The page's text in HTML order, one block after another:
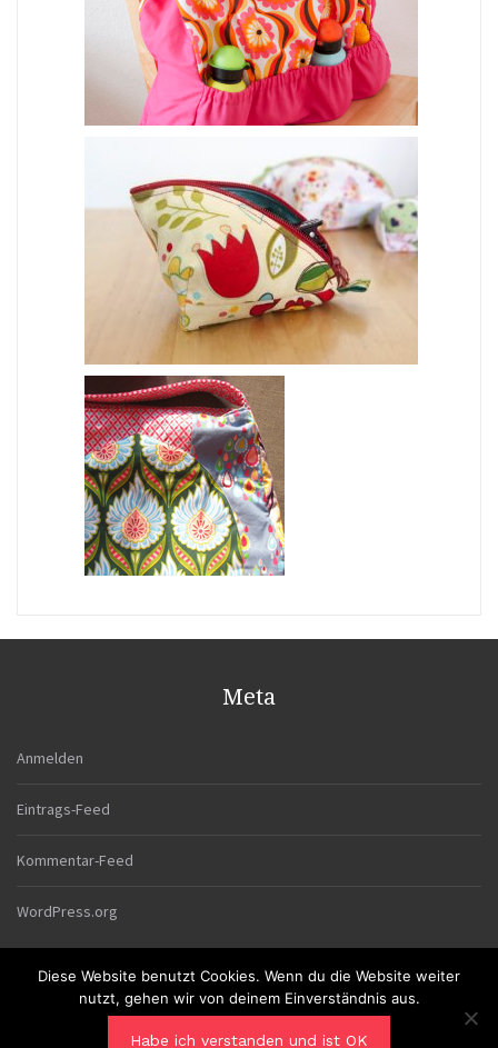
Meta
Anmelden
Eintrags-Feed
Kommentar-Feed
WordPress.org
Diese Website benutzt Cookies. Wenn du die Website weiter
nutzt, gehen wir von deinem Einverständnis aus.
Habe ich verstanden und ist OK